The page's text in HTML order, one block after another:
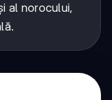
al norocului,